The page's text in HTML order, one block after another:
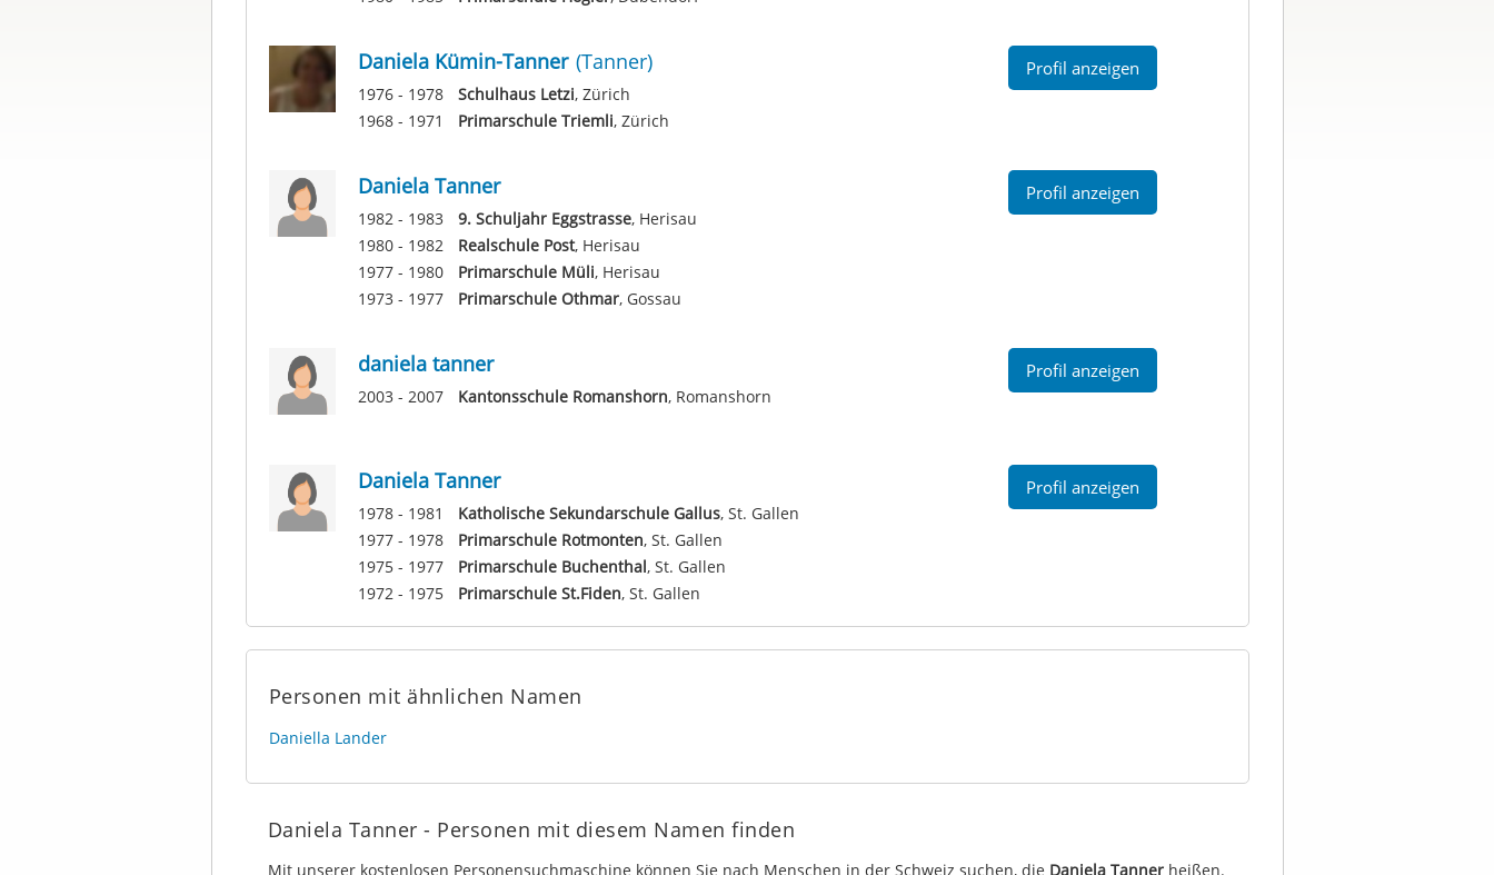
Daniela Tanner - Personen mit diesem Namen finden
Mit unserer kostenlosen Personensuchmaschine können Sie nach Menschen in der Schweiz suchen, die Daniela Tannerheißen.
Daniela Kümin-Tanner (Tanner)
1976 - 1978 Schulhaus Letzi, Zürich
1968 - 1971
Primarschule Triemli, Zürich
Profil anzeigen
Daniela Tanner
1982 - 1983 9. Schuljahr Eggstrasse, Herisau
1980 - 1982
Realschule Post, Herisau
1977 - 1980
Primarschule Müli, Herisau
1973 - 1977
Primarschule Othmar, Gossau
Profil anzeigen
daniela tanner
2003 - 2007 Kantonsschule Romanshorn, Romanshorn
Profil anzeigen
Daniela Tanner
1978 - 1981 Katholische Sekundarschule Gallus, St. Gallen
1977 - 1978
Primarschule Rotmonten, St. Gallen
1975 - 1977
Primarschule Buchenthal, St. Gallen
1972 - 1975
Primarschule St.Fiden, St. Gallen
Profil anzeigen
Personen mit ähnlichen Namen
Daniella Lander